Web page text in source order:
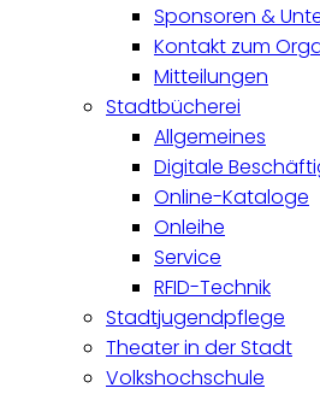
Sponsoren &
Kontakt zum
Mitteilungen
Stadtbücherei
Allgemeines
Digitale
Online-Kataloge
Onleihe
Service
RFID-Technik
Stadtjugendpflege
Theater in der Stadt
Volkshochschule